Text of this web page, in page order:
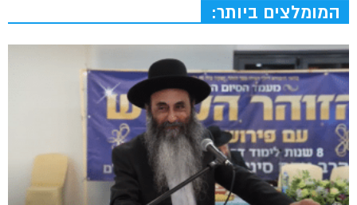
המומלצים ביותר: